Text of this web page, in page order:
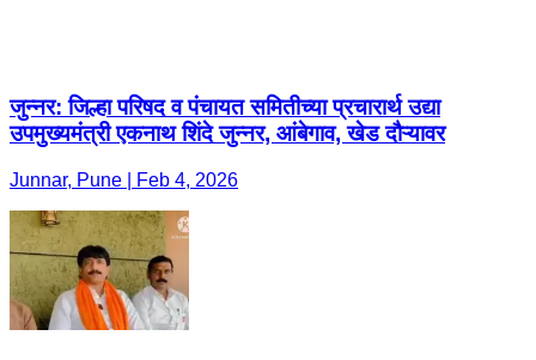
जुन्नर: जिल्हा परिषद व पंचायत समितीच्या प्रचारार्थ उद्या
उपमुख्यमंत्री एकनाथ शिंदे जुन्नर, आंबेगाव, खेड दौऱ्यावर
Junnar, Pune | Feb 4, 2026